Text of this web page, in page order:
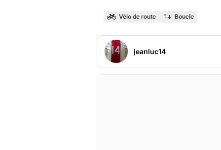
Vélo de route Boucle
jeanluc14